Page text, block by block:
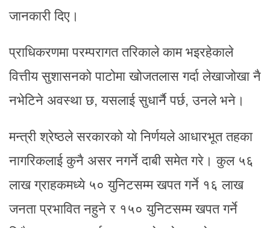
जानकारी दिए।
प्राधिकरणमा परम्परागत तरिकाले काम भइरहेकाले
वित्तीय सुशासनको पाटोमा खोजतलास गर्दा लेखाजोखा नै
नभेटिने अवस्था छ, यसलाई सुधार्नै पर्छ, उनले भने।
मन्त्री श्रेष्ठले सरकारको यो निर्णयले आधारभूत तहका
नागरिकलाई कुनै असर नगर्ने दाबी समेत गरे। कुल ५६
लाख ग्राहकमध्ये ५० युनिटसम्म खपत गर्ने १६ लाख
जनता प्रभावित नहुने र १५० युनिटसम्म खपत गर्ने